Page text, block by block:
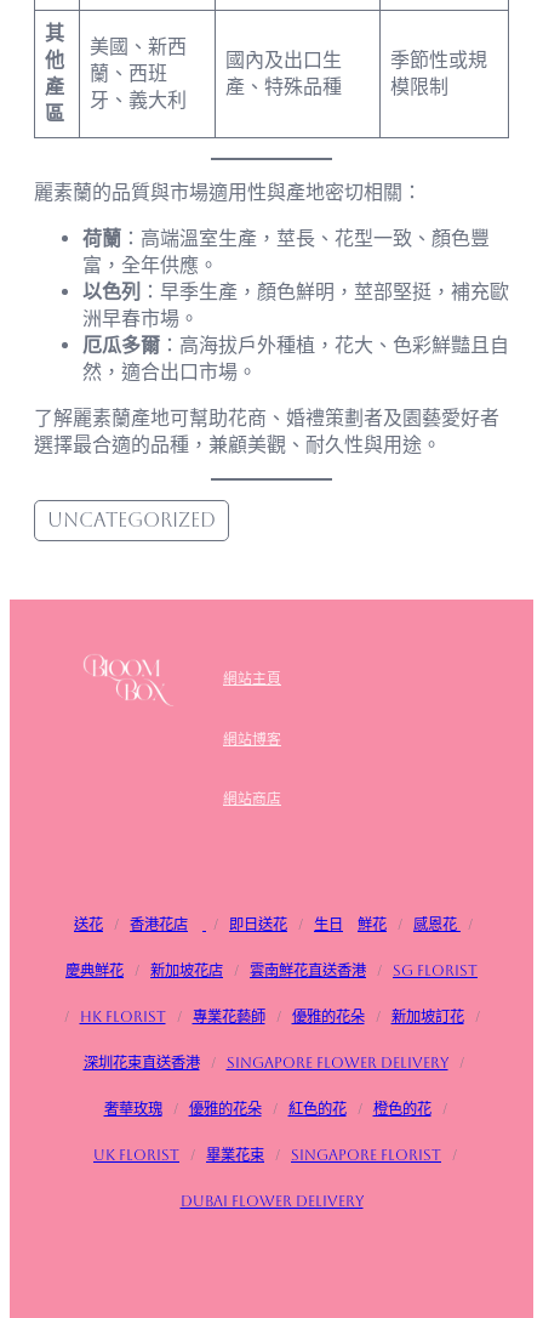
其
他
產
區
美國、新西
蘭、西班
牙、義大利
國內及出口生
產、特殊品種
季節性或規
模限制
麗素蘭的品質與市場適用性與產地密切相關：
荷蘭 ：高端溫室生產，莖長、花型一致、顏色豐
富，全年供應。
以色列 ：早季生產，顏色鮮明，莖部堅挺，補充歐
洲早春市場。
厄瓜多爾 ：高海拔戶外種植，花大、色彩鮮豔且自
然，適合出口市場。
了解麗素蘭產地可幫助花商、婚禮策劃者及園藝愛好者
選擇最合適的品種，兼顧美觀、耐久性與用途。
Uncategorized
網站主頁
網站博客
網站商店
送花 / 香港花店 / 即日送花 / 生日 鮮花 / 感恩花 /
慶典鮮花 / 新加坡花店 / 雲南鮮花直送香港 / SG FLorist
/ HK Florist / 專業花藝師 / 優雅的花朵 / 新加坡訂花 /
深圳花束直送香港 / Singapore flower delivery /
奢華玫瑰 / 優雅的花朵 / 紅色的花 / 橙色的花 /
UK Florist / 畢業花束 / Singapore Florist /
Dubai Flower Delivery